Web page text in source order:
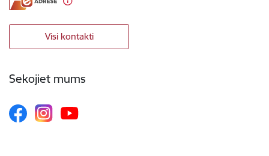
Visi kontakti
Sekojiet mums